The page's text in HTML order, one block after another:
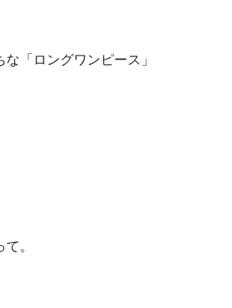
「ロングワンピース」
。